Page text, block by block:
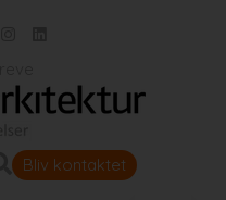
Bliv kontaktet